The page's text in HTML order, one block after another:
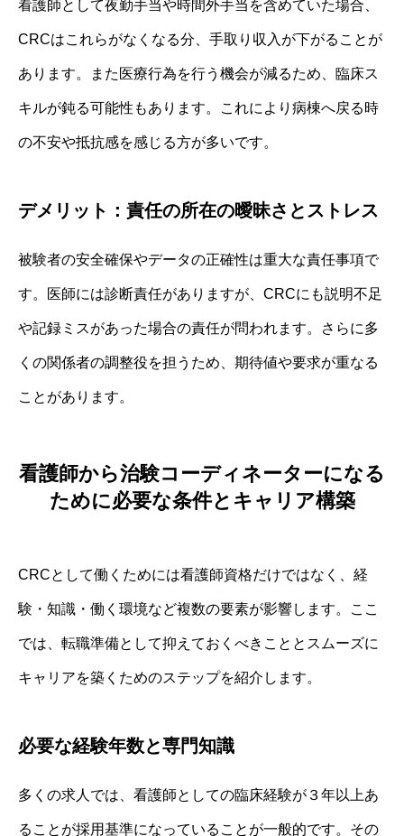
看護師として夜勤手当や時間外手当を含めていた場合、
CRCはこれらがなくなる分、手取り収入が下がることが
あります。また医療行為を行う機会が減るため、臨床ス
キルが鈍る可能性もあります。これにより病棟へ戻る時
の不安や抵抗感を感じる方が多いです。
デメリット：責任の所在の曖昧さとストレス
被験者の安全確保やデータの正確性は重大な責任事項で
す。医師には診断責任がありますが、CRCにも説明不足
や記録ミスがあった場合の責任が問われます。さらに多
くの関係者の調整役を担うため、期待値や要求が重なる
ことがあります。
看護師から治験コーディネーターになる
ために必要な条件とキャリア構築
CRCとして働くためには看護師資格だけではなく、経
験・知識・働く環境など複数の要素が影響します。ここ
では、転職準備として抑えておくべきこととスムーズに
キャリアを築くためのステップを紹介します。
必要な経験年数と専門知識
多くの求人では、看護師としての臨床経験が３年以上あ
ることが採用基準になっていることが一般的です。その